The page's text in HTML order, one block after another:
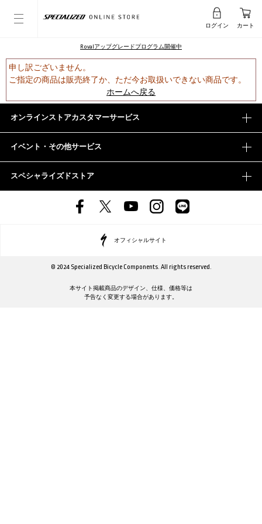
ログイン カート
Rovalアップグレードプログラム開催中
申し訳ございません。
ご指定の商品は販売終了か、ただ今お取扱いできない商品です。
ホームへ戻る
オンラインストアカスタマーサービス
イベント・その他サービス
スペシャライズドストア
オフィシャルサイト
© 2024 Specialized Bicycle Components. All rights reserved.
本サイト掲載商品のデザイン、仕様、価格等は
予告なく変更する場合があります。